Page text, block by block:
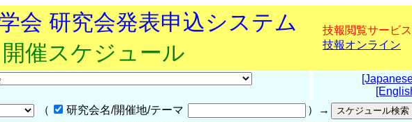
会 研究会発表申込システム
催スケジュール
技報閲覧サービス
技報オンライン
（
研究会名/開催地/テーマ
）→